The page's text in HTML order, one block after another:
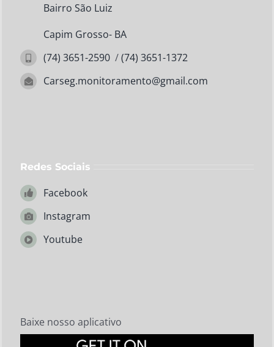
Bairro São Luiz
Capim Grosso- BA
(74) 3651-2590 /(74) 3651-1372
Carseg.monitoramento@gmail.com
Redes Sociais
Facebook
Instagram
Youtube
Baixe nosso aplicativo